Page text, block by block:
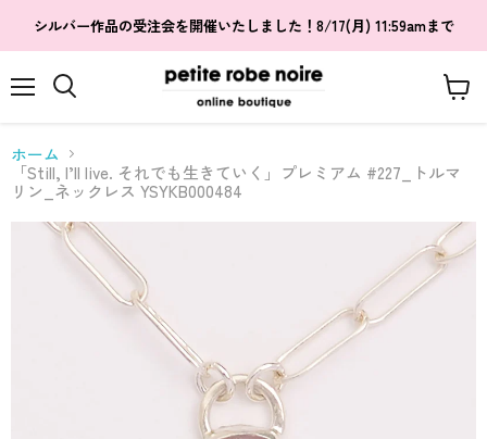
シルバー作品の受注会を開催いたしました！8/17(月) 11:59amまで
ー
る
見
ホーム
「Still, I’ll live. それでも生きていく」プレミアム #227_トルマ
リン_ネックレス YSYKB000484